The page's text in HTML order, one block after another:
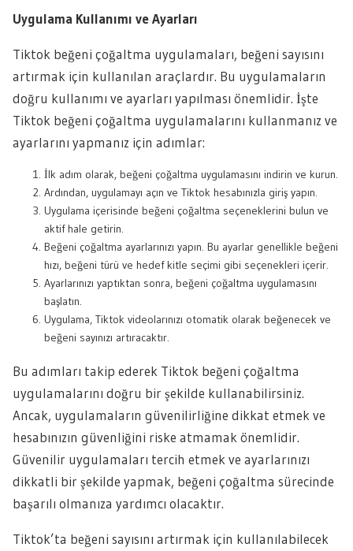
Uygulama Kullanımı ve Ayarları
Tiktok beğeni çoğaltma uygulamaları, beğeni sayısını
artırmak için kullanılan araçlardır. Bu uygulamaların
doğru kullanımı ve ayarları yapılması önemlidir. İşte
Tiktok beğeni çoğaltma uygulamalarını kullanmanız ve
ayarlarını yapmanız için adımlar:
İlk adım olarak, beğeni çoğaltma uygulamasını indirin ve kurun.
Ardından, uygulamayı açın ve Tiktok hesabınızla giriş yapın.
Uygulama içerisinde beğeni çoğaltma seçeneklerini bulun ve
aktif hale getirin.
Beğeni çoğaltma ayarlarınızı yapın. Bu ayarlar genellikle beğeni
hızı, beğeni türü ve hedef kitle seçimi gibi seçenekleri içerir.
Ayarlarınızı yaptıktan sonra, beğeni çoğaltma uygulamasını
başlatın.
Uygulama, Tiktok videolarınızı otomatik olarak beğenecek ve
beğeni sayınızı artıracaktır.
Bu adımları takip ederek Tiktok beğeni çoğaltma
uygulamalarını doğru bir şekilde kullanabilirsiniz.
Ancak, uygulamaların güvenilirliğine dikkat etmek ve
hesabınızın güvenliğini riske atmamak önemlidir.
Güvenilir uygulamaları tercih etmek ve ayarlarınızı
dikkatli bir şekilde yapmak, beğeni çoğaltma sürecinde
başarılı olmanıza yardımcı olacaktır.
Tiktok’ta beğeni sayısını artırmak için kullanılabilecek